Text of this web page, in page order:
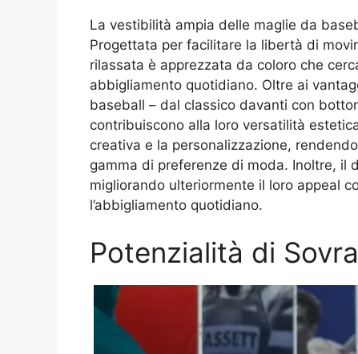
La vestibilità ampia delle maglie da
Progettata per facilitare la libertà di
rilassata è apprezzata da coloro che
abbigliamento quotidiano. Oltre ai
baseball – dal classico davanti con
contribuiscono alla loro versatilità
creativa e la personalizzazione,
gamma di preferenze di moda. Inoltre, il
migliorando ulteriormente il loro appeal
l’abbigliamento quotidiano.
Potenzialità di